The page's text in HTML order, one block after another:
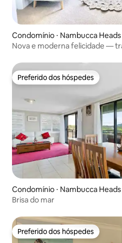
Condomínio ⋅ Nambucca Heads
Nova e moderna felicidade —
Preferido dos hóspedes
Preferido dos hóspedes
Condomínio ⋅ Nambucca Heads
Brisa do mar
Preferido dos hóspedes
Preferido dos hóspedes